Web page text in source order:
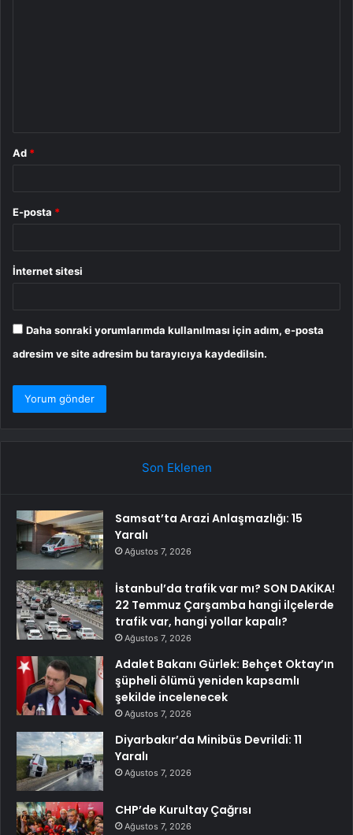
Ad *
E-posta *
İnternet sitesi
Daha sonraki yorumlarımda kullanılması için adım, e-posta
adresim ve site adresim bu tarayıcıya kaydedilsin.
Son Eklenen
Samsat’ta Arazi Anlaşmazlığı: 15
Yaralı
Ağustos 7, 2026
İstanbul’da trafik var mı? SON DAKİKA!
22 Temmuz Çarşamba hangi ilçelerde
trafik var, hangi yollar kapalı?
Ağustos 7, 2026
Adalet Bakanı Gürlek: Behçet Oktay’ın
şüpheli ölümü yeniden kapsamlı
şekilde incelenecek
Ağustos 7, 2026
Diyarbakır’da Minibüs Devrildi: 11
Yaralı
Ağustos 7, 2026
CHP’de Kurultay Çağrısı
Ağustos 7, 2026